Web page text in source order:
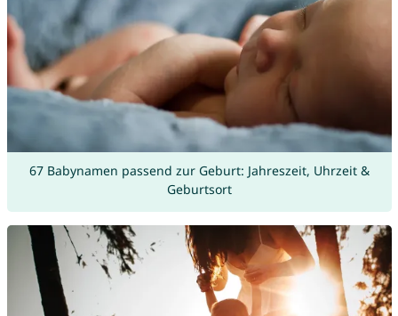
67 Babynamen passend zur Geburt: Jahreszeit, Uhrzeit &
Geburtsort